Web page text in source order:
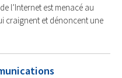
l’Internet est menacé au
craignent et dénoncent une